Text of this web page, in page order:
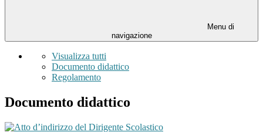
Menu di
navigazione
Visualizza tutti
Documento didattico
Regolamento
Documento didattico